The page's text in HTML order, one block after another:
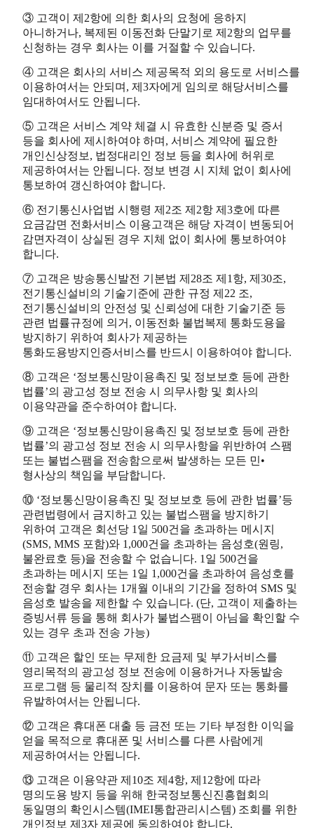
③ 고객이 제2항에 의한 회사의 요청에 응하지
아니하거나, 복제된 이동전화 단말기로 제2항의 업무를
신청하는 경우 회사는 이를 거절할 수 있습니다.
④ 고객은 회사의 서비스 제공목적 외의 용도로 서비스를
이용하여서는 안되며, 제3자에게 임의로 해당서비스를
임대하여서도 안됩니다.
⑤ 고객은 서비스 계약 체결 시 유효한 신분증 및 증서
등을 회사에 제시하여야 하며, 서비스 계약에 필요한
개인신상정보, 법정대리인 정보 등을 회사에 허위로
제공하여서는 안됩니다. 정보 변경 시 지체 없이 회사에
통보하여 갱신하여야 합니다.
⑥ 전기통신사업법 시행령 제2조 제2항 제3호에 따른
요금감면 전화서비스 이용고객은 해당 자격이 변동되어
감면자격이 상실된 경우 지체 없이 회사에 통보하여야
합니다.
⑦ 고객은 방송통신발전 기본법 제28조 제1항, 제30조,
전기통신설비의 기술기준에 관한 규정 제22 조,
전기통신설비의 안전성 및 신뢰성에 대한 기술기준 등
관련 법률규정에 의거, 이동전화 불법복제 통화도용을
방지하기 위하여 회사가 제공하는
통화도용방지인증서비스를 반드시 이용하여야 합니다.
⑧ 고객은 ‘정보통신망이용촉진 및 정보보호 등에 관한
법률’의 광고성 정보 전송 시 의무사항 및 회사의
이용약관을 준수하여야 합니다.
⑨ 고객은 ‘정보통신망이용촉진 및 정보보호 등에 관한
법률’의 광고성 정보 전송 시 의무사항을 위반하여 스팸
또는 불법스팸을 전송함으로써 발생하는 모든 민•
형사상의 책임을 부담합니다.
⑩ ‘정보통신망이용촉진 및 정보보호 등에 관한 법률’등
관련법령에서 금지하고 있는 불법스팸을 방지하기
위하여 고객은 회선당 1일 500건을 초과하는 메시지
(SMS, MMS 포함)와 1,000건을 초과하는 음성호(원링,
불완료호 등)을 전송할 수 없습니다. 1일 500건을
초과하는 메시지 또는 1일 1,000건을 초과하여 음성호를
전송할 경우 회사는 1개월 이내의 기간을 정하여 SMS 및
음성호 발송을 제한할 수 있습니다. (단, 고객이 제출하는
증빙서류 등을 통해 회사가 불법스팸이 아님을 확인할 수
있는 경우 초과 전송 가능)
⑪ 고객은 할인 또는 무제한 요금제 및 부가서비스를
영리목적의 광고성 정보 전송에 이용하거나 자동발송
프로그램 등 물리적 장치를 이용하여 문자 또는 통화를
유발하여서는 안됩니다.
⑫ 고객은 휴대폰 대출 등 금전 또는 기타 부정한 이익을
얻을 목적으로 휴대폰 및 서비스를 다른 사람에게
제공하여서는 안됩니다.
⑬ 고객은 이용약관 제10조 제4항, 제12항에 따라
명의도용 방지 등을 위해 한국정보통신진흥협회의
동일명의 확인시스템(IMEI통합관리시스템) 조회를 위한
개인정보 제3자 제공에 동의하여야 합니다.